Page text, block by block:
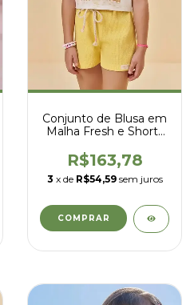
Conjunto de Blusa em
Malha Fresh e Shorts
Kukiê - 94799
R$163,78
3 x de R$54,59 sem juros
COMPRAR